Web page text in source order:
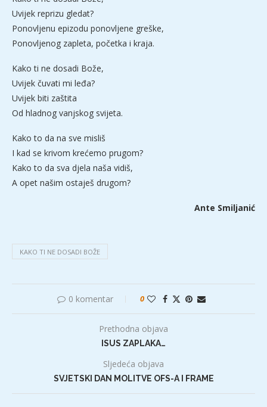
Uvijek reprizu gledat?
Ponovljenu epizodu ponovljene greške,
Ponovljenog zapleta, početka i kraja.
Kako ti ne dosadi Bože,
Uvijek čuvati mi leđa?
Uvijek biti zaštita
Od hladnog vanjskog svijeta.
Kako to da na sve misliš
I kad se krivom krećemo prugom?
Kako to da sva djela naša vidiš,
A opet našim ostaješ drugom?
Ante Smiljanić
KAKO TI NE DOSADI BOŽE
0 komentar 0
Prethodna objava
ISUS ZAPLAKA…
Sljedeća objava
SVJETSKI DAN MOLITVE OFS-A I FRAME